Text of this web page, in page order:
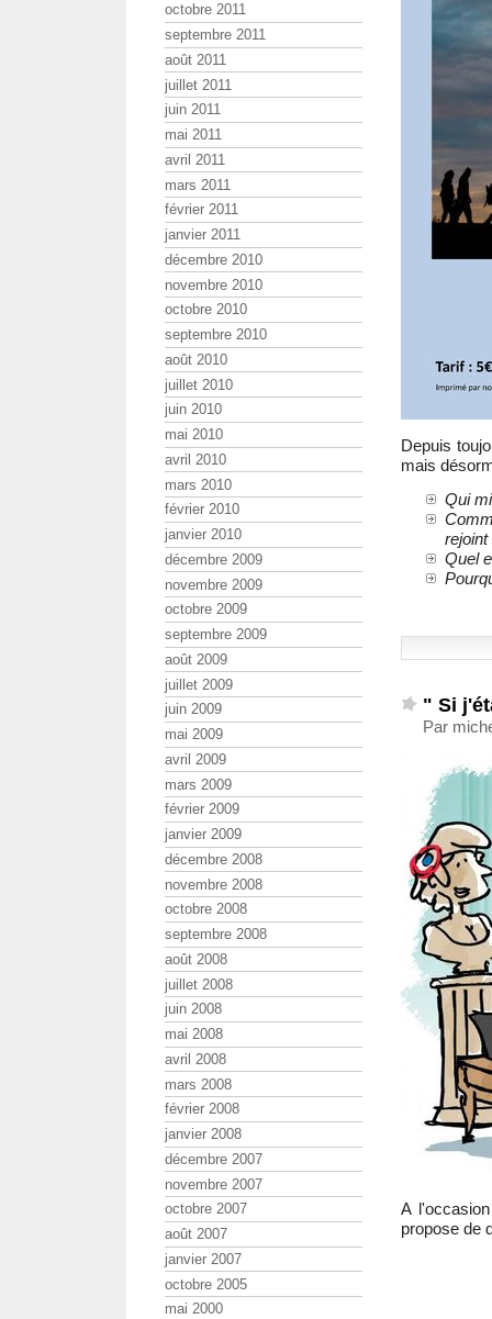
Depuis
mais
Qui
Quel
" Si
Par
A
propose de
octobre 2011
septembre 2011
août 2011
juillet 2011
juin 2011
mai 2011
avril 2011
mars 2011
février 2011
janvier 2011
décembre 2010
novembre 2010
octobre 2010
septembre 2010
août 2010
juillet 2010
juin 2010
mai 2010
avril 2010
mars 2010
février 2010
janvier 2010
décembre 2009
novembre 2009
octobre 2009
septembre 2009
août 2009
juillet 2009
juin 2009
mai 2009
avril 2009
mars 2009
février 2009
janvier 2009
décembre 2008
novembre 2008
octobre 2008
septembre 2008
août 2008
juillet 2008
juin 2008
mai 2008
avril 2008
mars 2008
février 2008
janvier 2008
décembre 2007
novembre 2007
octobre 2007
août 2007
janvier 2007
octobre 2005
mai 2000